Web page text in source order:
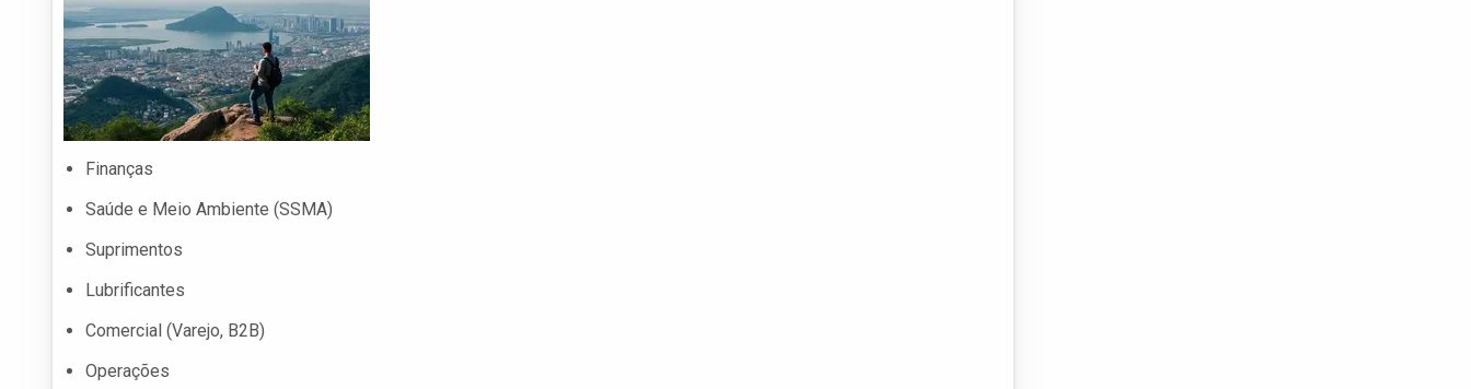
Finanças
Saúde e Meio Ambiente (SSMA)
Suprimentos
Lubrificantes
Comercial (Varejo, B2B)
Operações